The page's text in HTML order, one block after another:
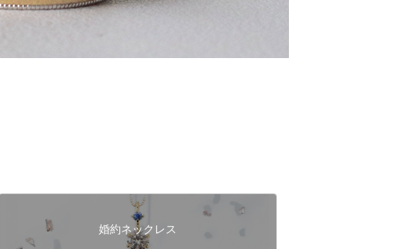
婚約ネックレス